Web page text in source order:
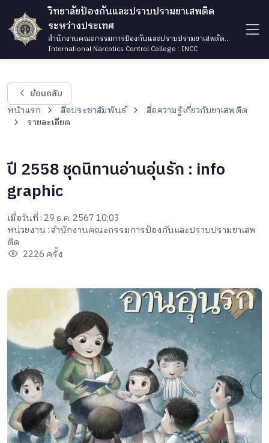
วิทยาลัยป้องกันและปราบปรามยาเสพติด
ระหว่างประเทศ
สำนักงานคณะกรรมการป้องกันและปราบปรามยาเสพติด
กระทรวงยุติธรรม
International Narcotics Control College : INCC
ย้อนกลับ
หน้าแรก สื่อประชาสัมพันธ์
สื่อความรู้เกี่ยวกับยาเสพติด
รายละเอียด
ปี 2558 ชุดนิทานอ่านอุ่นรัก : info
graphic
เมื่อวันที่ : 29 ธ.ค. 2567 10:03
หน่วยงาน : สำนักงานคณะกรรมการป้องกันและปราบปรามยาเสพ
ติด
2226 ครั้ง